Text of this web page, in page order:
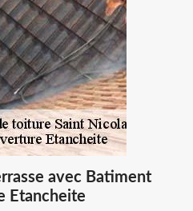
avec Batiment
Etancheite